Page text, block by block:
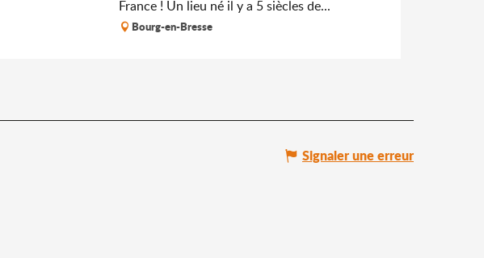
France ! Un lieu né il y a 5 siècles de...
Bourg-en-Bresse
Signaler une erreur